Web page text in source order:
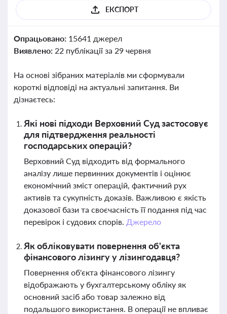
ЕКСПОРТ
Опрацьовано: 15641 джерел
Виявлено: 22 публікації за 29 червня
На основі зібраних матеріалів ми сформували
короткі відповіді на актуальні запитання. Ви
дізнаєтесь:
Які нові підходи Верховний Суд застосовує
для підтвердження реальності
господарських операцій?
Верховний Суд відходить від формального
аналізу лише первинних документів і оцінює
економічний зміст операцій, фактичний рух
активів та сукупність доказів. Важливою є якість
доказової бази та своєчасність її подання під час
перевірок і судових спорів. Джерело
Як обліковувати повернення об'єкта
фінансового лізингу у лізингодавця?
Повернення об'єкта фінансового лізингу
відображають у бухгалтерському обліку як
основний засіб або товар залежно від
подальшого використання. В операції не впливає